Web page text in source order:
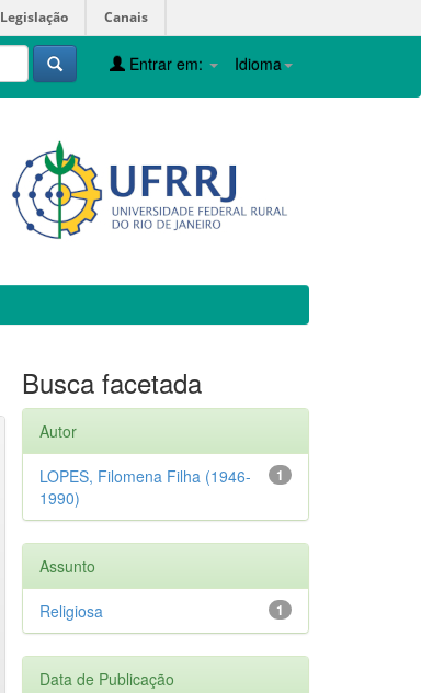
Legislação Canais
Idioma
Entrar em:
Busca facetada
Autor
1
LOPES, Filomena Filha (1946-
1990)
Assunto
1
Religiosa
Data de Publicação